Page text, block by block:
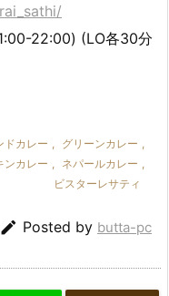
22:00) (LO各30分
ドカレー グリーンカレー
ンカレー ネパールカレー
ビスターレサティ
 Posted by butta-pc